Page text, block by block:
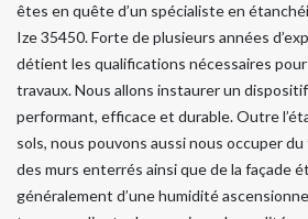
êtes en quête d’un spécialiste en
Ize 35450. Forte de plusieurs années
détient les qualifications nécessaires
travaux. Nous allons instaurer un
performant, efficace et durable. Outre
sols, nous pouvons aussi nous occuper
des murs enterrés ainsi que de la façade
généralement d’une humidité